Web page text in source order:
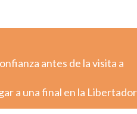
antes de la visita a
a una final en la